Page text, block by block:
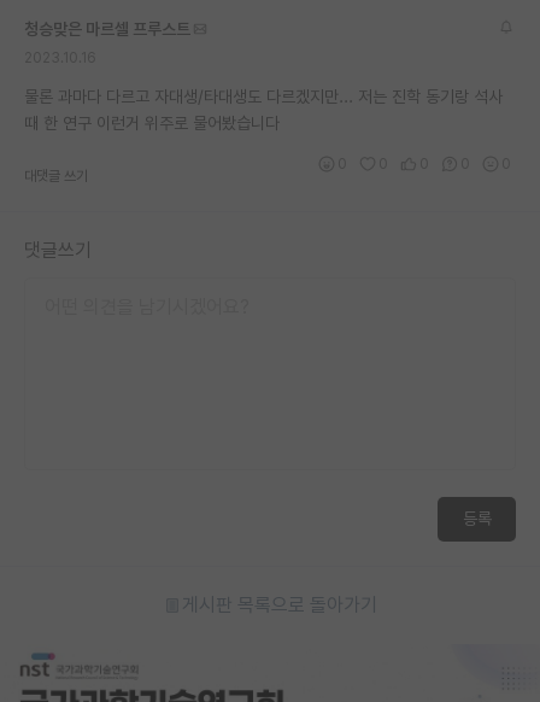
홍보 게시판
유학교육
이벤트
재팬라운지 🌸
청승맞은 마르셀 프루스트
물론 과마다 다르고 자대생/타대생도 다르겠지만... 저는 진학 동기랑 석사
때 한 연구 이런거 위주로 물어봤습니다
대댓글 쓰기
댓글쓰기
등록
게시판 목록으로 돌아가기